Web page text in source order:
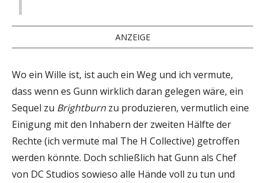
ANZEIGE
Wo ein Wille ist, ist auch ein Weg und ich vermute,
dass wenn es Gunn wirklich daran gelegen wäre, ein
Sequel zu Brightburn zu produzieren, vermutlich eine
Einigung mit den Inhabern der zweiten Hälfte der
Rechte (ich vermute mal The H Collective) getroffen
werden könnte. Doch schließlich hat Gunn als Chef
von DC Studios sowieso alle Hände voll zu tun und